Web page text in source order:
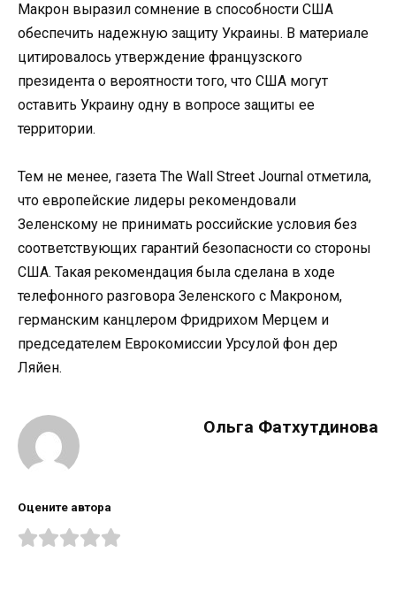
Макрон выразил сомнение в способности США
обеспечить надежную защиту Украины. В материале
цитировалось утверждение французского
президента о вероятности того, что США могут
оставить Украину одну в вопросе защиты ее
территории.
Тем не менее, газета The Wall Street Journal отметила,
что европейские лидеры рекомендовали
Зеленскому не принимать российские условия без
соответствующих гарантий безопасности со стороны
США. Такая рекомендация была сделана в ходе
телефонного разговора Зеленского с Макроном,
германским канцлером Фридрихом Мерцем и
председателем Еврокомиссии Урсулой фон дер
Ляйен.
Ольга Фатхутдинова
Оцените автора